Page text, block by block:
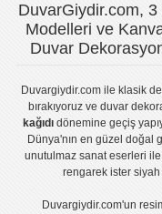
DuvarGiydir.com, 3
Modelleri ve
Duvar
Duvargiydir.comile klasik
bırakıyoruz veduvar
kağıdıdönemine geçiş
Dünya'nın en güzel doğal
unutulmaz sanat eserleri
rengarek ister siyah
Duvargiydir.com'un